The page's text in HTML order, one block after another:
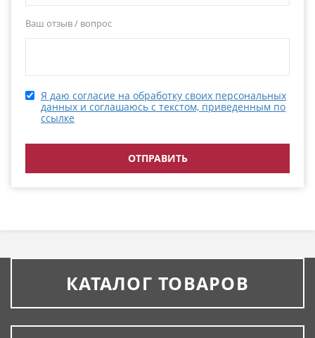
Ваш отзыв / вопрос
Я даю согласие на обработку своих персональных
данных и соглашаюсь с текстом, приведенным по
ссылке
КАТАЛОГ ТОВАРОВ